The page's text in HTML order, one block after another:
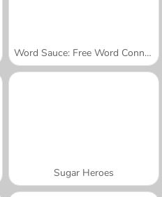
Word Sauce: Free Word Connect Puzzle
Sugar Heroes